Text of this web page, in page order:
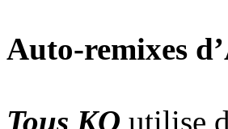
Auto-remixes
Tous KO utilise